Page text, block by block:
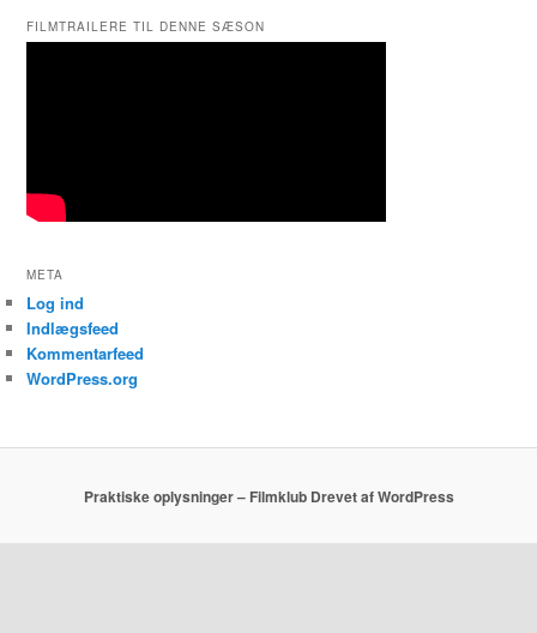
FILMTRAILERE TIL DENNE SÆSON
META
Log ind
Indlægsfeed
Kommentarfeed
WordPress.org
Praktiske oplysninger – Filmklub Drevet af WordPress